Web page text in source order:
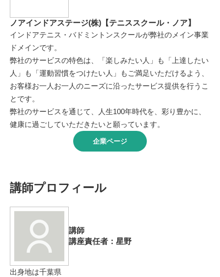
ノアインドアステージ(株)【テニススクール・ノア】
インドアテニス・バドミントンスクールが弊社のメイン事業
ドメインです。
弊社のサービスの特色は、「楽しみたい人」も「上達したい
人」も「運動習慣をつけたい人」もご満足いただけるよう、
お客様お一人お一人のニーズに沿ったサービス提供を行うこ
とです。
弊社のサービスを通じて、人生100年時代を、彩り豊かに、
健康に過ごしていただきたいと願っています。
企業ページ
講師プロフィール
講師
講座責任者：星野
出身地は千葉県